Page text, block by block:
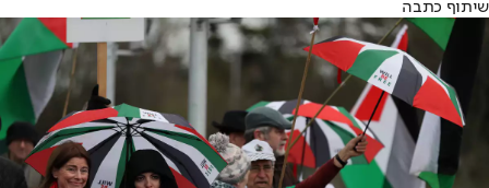
שיתוף כתבה